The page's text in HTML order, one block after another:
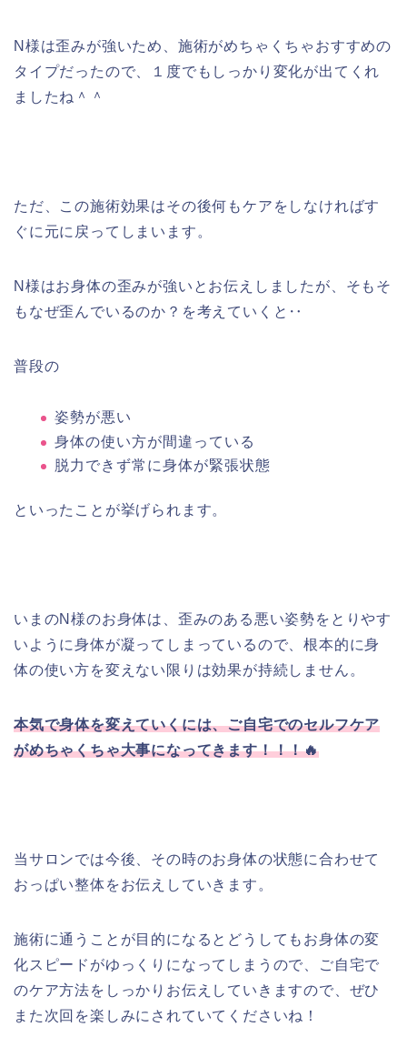
N様は歪みが強いため、施術がめちゃくちゃおすすめの
タイプだったので、１度でもしっかり変化が出てくれ
ましたね＾＾
ただ、この施術効果はその後何もケアをしなければす
ぐに元に戻ってしまいます。
N様はお身体の歪みが強いとお伝えしましたが、そもそ
もなぜ歪んでいるのか？を考えていくと‥
普段の
姿勢が悪い
身体の使い方が間違っている
脱力できず常に身体が緊張状態
といったことが挙げられます。
いまのN様のお身体は、歪みのある悪い姿勢をとりやす
いように身体が凝ってしまっているので、根本的に身
体の使い方を変えない限りは効果が持続しません。
本気で身体を変えていくには、ご自宅でのセルフケア
がめちゃくちゃ大事になってきます！！！🔥
当サロンでは今後、その時のお身体の状態に合わせて
おっぱい整体をお伝えしていきます。
施術に通うことが目的になるとどうしてもお身体の変
化スピードがゆっくりになってしまうので、ご自宅で
のケア方法をしっかりお伝えしていきますので、ぜひ
また次回を楽しみにされていてくださいね！